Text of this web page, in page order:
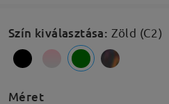
Szín kiválasztása: Zöld (C2)
Méret